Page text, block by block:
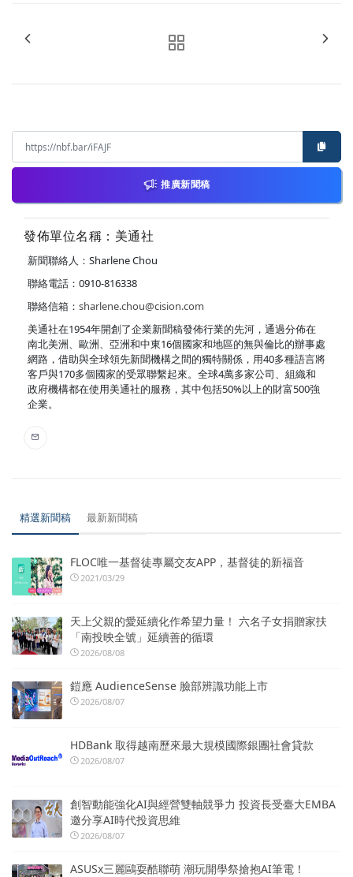
推廣新聞稿
發佈單位名稱：美通社
新聞聯絡人：Sharlene Chou
聯絡電話：0910-816338
聯絡信箱： sharlene.chou@cision.com
美通社在1954年開創了企業新聞稿發佈行業的先河，通過分佈在
南北美洲、歐洲、亞洲和中東16個國家和地區的無與倫比的辦事處
網路，借助與全球領先新聞機構之間的獨特關係，用40多種語言將
客戶與170多個國家的受眾聯繫起來。全球4萬多家公司、組織和
政府機構都在使用美通社的服務，其中包括50%以上的財富500強
企業。
精選新聞稿 最新新聞稿
FLOC唯一基督徒專屬交友APP，基督徒的新福音
2021/03/29
天上父親的愛延續化作希望力量！ 六名子女捐贈家扶
「南投映全號」延續善的循環
2026/08/08
鎧應 AudienceSense 臉部辨識功能上市
2026/08/07
HDBank 取得越南歷來最大規模國際銀團社會貸款
2026/08/07
創智動能強化AI與經營雙軸競爭力 投資長受臺大EMBA
邀分享AI時代投資思維
2026/08/07
ASUSx三麗鷗耍酷聯萌 潮玩開學祭搶抱AI筆電！